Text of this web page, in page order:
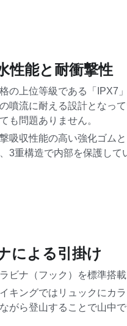
性能と耐衝撃性
の上位等級である「IPX7
噴流に耐える設計となっ
も問題ありません。
吸収性能の高い強化ゴム
3重構造で内部を保護して
による引掛け
ビナ（フック）を標準搭載
キングではリュックにカ
がら登山することで山中